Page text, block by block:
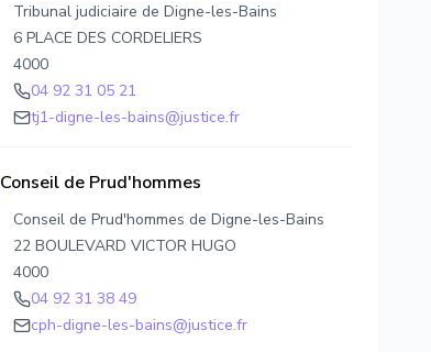
Tribunal judiciaire de Digne-les-Bains
6 PLACE DES CORDELIERS
4000
04 92 31 05 21
tj1-digne-les-bains@justice.fr
Conseil de Prud'hommes
Conseil de Prud'hommes de Digne-les-Bains
22 BOULEVARD VICTOR HUGO
4000
04 92 31 38 49
cph-digne-les-bains@justice.fr